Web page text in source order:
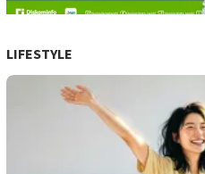
LIFESTYLE